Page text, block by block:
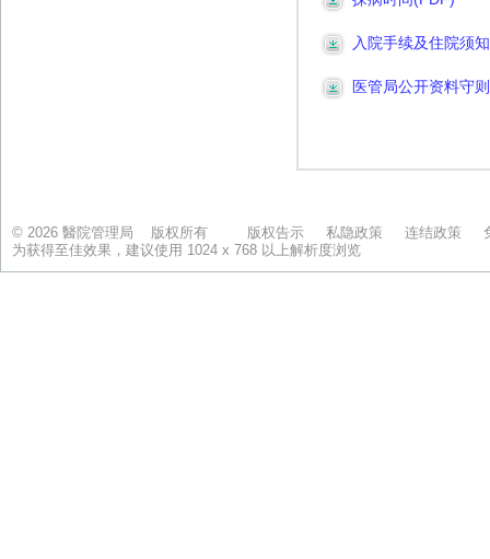
© 2026 醫院管理局 版权所有 版权告示 私隐政策 连结政策
为获得至佳效果，建议使用 1024 x 768 以上解析度浏览